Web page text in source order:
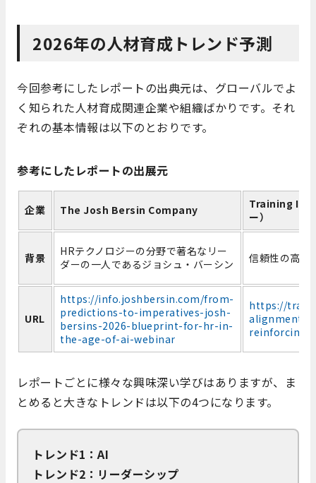
2026年の人材育成トレンド予測
今回参考にしたレポートの出典元は、グローバルでよ
く知られた人材育成関連企業や組織ばかりです。それ
ぞれの基本情報は以下のとおりです。
参考にしたレポートの出展元
企業 The Josh Bersin Company
Training
ー）
背景
HRテクノロジーの分野で著名なリー
ダーの一人であるジョシュ・バーシン
信頼性の高い
URL
https://info.joshbersin.com/from-
predictions-to-imperatives-josh-
bersins-2026-blueprint-for-hr-in-
the-age-of-ai-webinar
https://
alignment-
reinforcing-
レポートごとに様々な興味深い学びはありますが、ま
とめると大きなトレンドは以下の4つになります。
トレンド1：AI
トレンド2：リーダーシップ